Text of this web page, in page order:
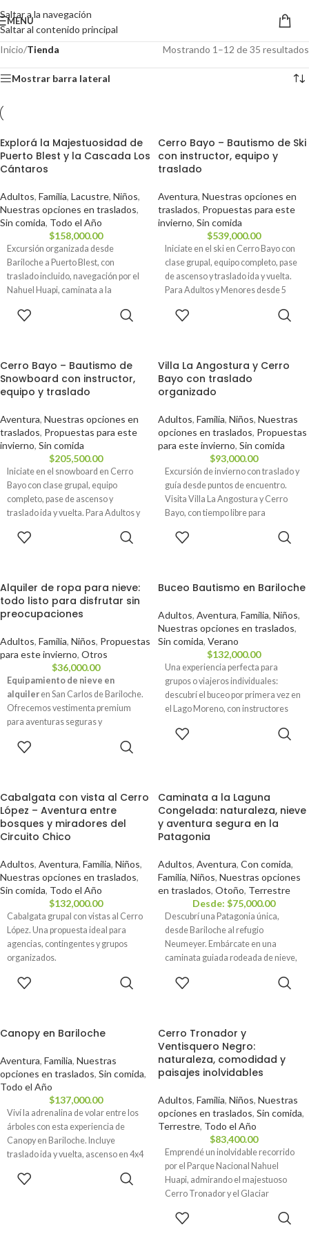
Saltar a la navegación
Saltar al contenido principal
MENÚ
Inicio/Tienda Mostrando 1–12 de 35 resultados
Mostrar barra lateral
Explorá la Majestuosidad de
Puerto Blest y la Cascada Los
Cántaros
Adultos, Familia, Lacustre, Niños,
Nuestras opciones en traslados,
Sin comida, Todo el Año
$158,000.00
Excursión organizada desde
Bariloche a Puerto Blest, con
traslado incluido, navegación por el
Nahuel Huapi, caminata a la
sumar Lago Frías. Ideal para grupos
seña — el saldo lo abonás recién el
día de la excursión.
Cerro Bayo – Bautismo de Ski
con instructor, equipo y
traslado
Aventura, Nuestras opciones en
traslados, Propuestas para este
invierno, Sin comida
$539,000.00
Iniciate en el ski en Cerro Bayo con
clase grupal, equipo completo, pase
de ascenso y traslado ida y vuelta.
Para Adultos y Menores desde 5
pagando solo la seña — el saldo lo
Cerro Bayo – Bautismo de
Snowboard con instructor,
equipo y traslado
Aventura, Nuestras opciones en
traslados, Propuestas para este
invierno, Sin comida
$205,500.00
Iniciate en el snowboard en Cerro
Bayo con clase grupal, equipo
completo, pase de ascenso y
traslado ida y vuelta. Para Adultos y
tu lugar hoy pagando solo la seña —
Villa La Angostura y Cerro
Bayo con traslado
organizado
Adultos, Familia, Niños, Nuestras
opciones en traslados, Propuestas
para este invierno, Sin comida
$93,000.00
Excursión de invierno con traslado y
guía desde puntos de encuentro.
Visita Villa La Angostura y Cerro
Bayo, con tiempo libre para
hs, regreso 18:00 hs.
Alquiler de ropa para nieve:
todo listo para disfrutar sin
preocupaciones
Adultos, Familia, Niños, Propuestas
para este invierno, Otros
$36,000.00
Equipamiento de nieve en
alquiler en San Carlos de Bariloche.
Ofrecemos vestimenta premium
para aventuras seguras y
devolución céntricos. ¡Prepárese
Buceo Bautismo en Bariloche
Adultos, Aventura, Familia, Niños,
Nuestras opciones en traslados,
Sin comida, Verano
$132,000.00
Una experiencia perfecta para
grupos o viajeros individuales:
descubrí el buceo por primera vez en
el Lago Moreno, con instructores
Cabalgata con vista al Cerro
López – Aventura entre
bosques y miradores del
Circuito Chico
Adultos, Aventura, Familia, Niños,
Nuestras opciones en traslados,
Sin comida, Todo el Año
$132,000.00
Cabalgata grupal con vistas al Cerro
López. Una propuesta ideal para
agencias, contingentes y grupos
organizados.
Caminata a la Laguna
Congelada: naturaleza, nieve
y aventura segura en la
Patagonia
Adultos, Aventura, Con comida,
Familia, Niños, Nuestras opciones
en traslados, Otoño, Terrestre
Desde: $75,000.00
Descubrí una Patagonia única,
desde Bariloche al refugio
Neumeyer. Embárcate en una
caminata guiada rodeada de nieve,
deleitate con un almuerzo
pagando solo la seña — el saldo lo
abonás recién el día de la excursión.
Canopy en Bariloche
Aventura, Familia, Nuestras
opciones en traslados, Sin comida,
Todo el Año
$137,000.00
Viví la adrenalina de volar entre los
árboles con esta experiencia de
Canopy en Bariloche. Incluye
traslado ida y vuelta, ascenso en 4x4
más de 1600 metros de vuelo.
Cerro Tronador y
Ventisquero Negro:
naturaleza, comodidad y
paisajes inolvidables
Adultos, Familia, Niños, Nuestras
opciones en traslados, Sin comida,
Terrestre, Todo el Año
$83,400.00
Emprendé un inolvidable recorrido
por el Parque Nacional Nahuel
Huapi, admirando el majestuoso
Cerro Tronador y el Glaciar
que combina la belleza natural con la